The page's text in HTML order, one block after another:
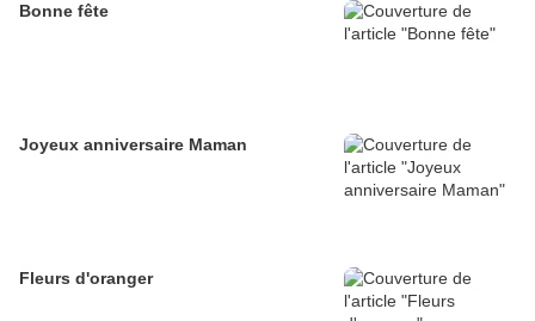
Bonne fête
Joyeux anniversaire Maman
Fleurs d'oranger